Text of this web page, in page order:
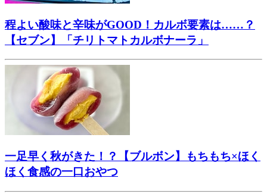
程よい酸味と辛味がGOOD！カルボ要素は……？
【セブン】「チリトマトカルボナーラ」
一足早く秋がきた！？【ブルボン】もちもち×ほく
ほく食感の一口おやつ